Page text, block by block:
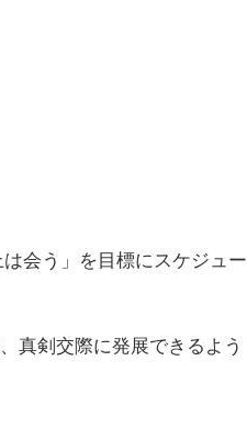
会う」を目標にスケジュー
真剣交際に発展できるよう